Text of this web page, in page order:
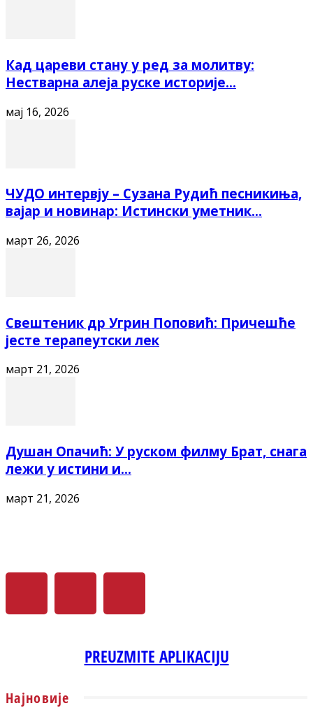
Кад цареви стану у ред за молитву:
Нестварна алеја руске историје...
мај 16, 2026
ЧУДО интервју – Сузана Рудић песникиња,
вајар и новинар: Истински уметник...
март 26, 2026
Свештеник др Угрин Поповић: Причешће
јесте терапеутски лек
март 21, 2026
Душан Опачић: У руском филму Брат, снага
лежи у истини и...
март 21, 2026
PREUZMITE APLIKACIJU
Најновије